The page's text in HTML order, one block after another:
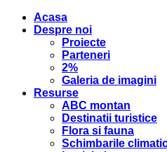
Acasa
Despre noi
Proiecte
Parteneri
2%
Galeria de imagini
Resurse
ABC montan
Destinatii turistice
Flora si fauna
Schimbarile